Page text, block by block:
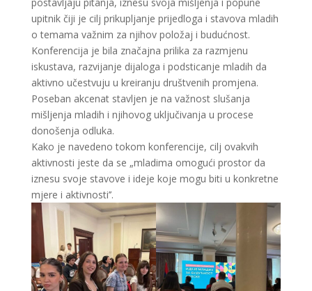
upitnik čiji je cilj prikupljanje prijedloga i stavova mladih
o temama važnim za njihov položaj i budućnost.
Konferencija je bila značajna prilika za razmjenu
iskustava, razvijanje dijaloga i podsticanje mladih da
aktivno učestvuju u kreiranju društvenih promjena.
Poseban akcenat stavljen je na važnost slušanja
mišljenja mladih i njihovog uključivanja u procese
donošenja odluka.
Kako je navedeno tokom konferencije, cilj ovakvih
aktivnosti jeste da se „mladima omogući prostor da
iznesu svoje stavove i ideje koje mogu biti u konkretne
mjere i aktivnosti’’.